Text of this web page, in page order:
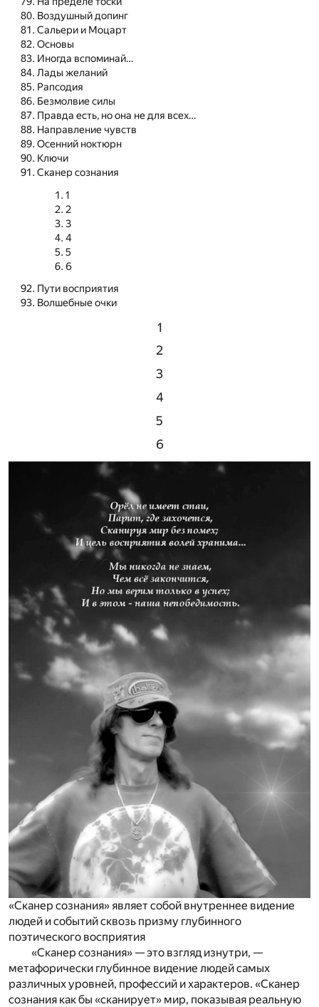
Воздушный допинг
Сальери и Моцарт
Основы
Иногда вспоминай…
Лады желаний
Рапсодия
Безмолвие силы
Правда есть, но она не для всех…
Направление чувств
Осенний ноктюрн
Ключи
Сканер сознания
1
2
3
4
5
6
Пути восприятия
Волшебные очки
1
2
3
4
5
6
«Сканер сознания» являет собой внутреннее видение
людей и событий сквозь призму глубинного
поэтического восприятия
«Сканер сознания» — это взгляд изнутри, —
метафорически глубинное видение людей самых
различных уровней, профессий и характеров. «Сканер
сознания как бы «сканирует» мир, показывая реальную